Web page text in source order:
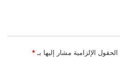
الحقول الإلزامية مشار إليها بـ *